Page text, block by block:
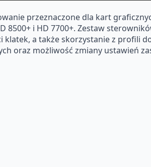
przeznaczone dla kart
8500+ i HD 7700+. Zestaw
a także skorzystanie z profili
oraz możliwość zmiany ustawień